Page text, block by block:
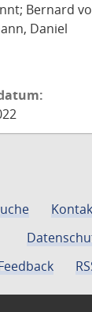
Bernard
Daniel